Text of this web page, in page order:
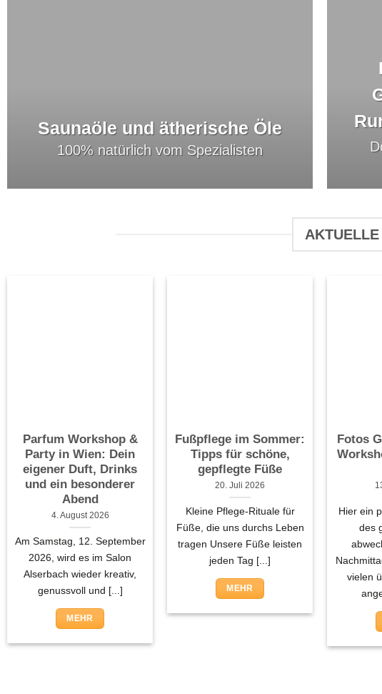
Saunaöle und ätherische Öle
100% natürlich vom Spezialisten
Parfum Workshop &
Party in Wien: Dein
eigener Duft, Drinks
und ein besonderer
Abend
4. August 2026
Am Samstag, 12. September
2026, wird es im Salon
Alserbach wieder kreativ,
genussvoll und [...]
MEHR
Fußpflege im Sommer:
Tipps für schöne,
gepflegte Füße
20. Juli 2026
Kleine Pflege-Rituale für
Füße, die uns durchs Leben
tragen Unsere Füße leisten
jeden Tag [...]
MEHR
Fotos
Hier ein
des
vielen